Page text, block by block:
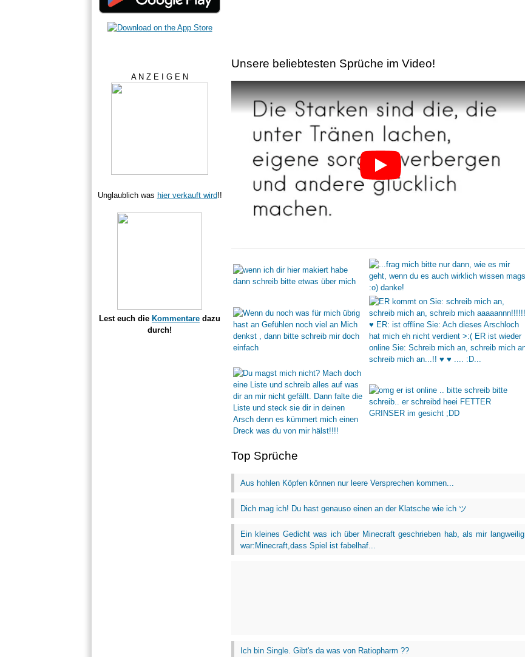
A N Z E I G E N
Unglaublich was hier verkauft wird!!
Lest euch die Kommentare dazu
durch!
Unsere beliebtesten Sprüche im Video!
Top Sprüche
Aus hohlen Köpfen können nur leere Versprechen kommen...
Dich mag ich! Du hast genauso einen an der Klatsche wie ich ツ
Ein kleines Gedicht was ich über Minecraft geschrieben hab, als mir langweilig
war:Minecraft,dass Spiel ist fabelhaf...
Ich bin Single. Gibt's da was von Ratiopharm ??